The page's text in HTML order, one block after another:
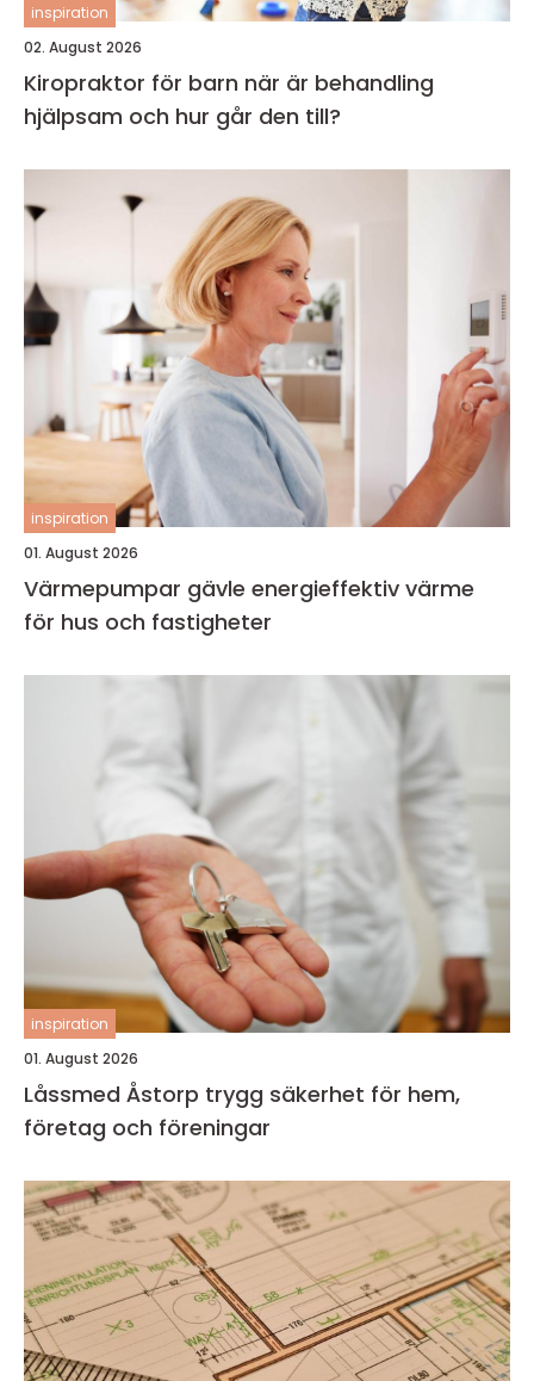
inspiration
02. August 2026
Kiropraktor för barn när är behandling
hjälpsam och hur går den till?
inspiration
01. August 2026
Värmepumpar gävle energieffektiv värme
för hus och fastigheter
inspiration
01. August 2026
Låssmed Åstorp trygg säkerhet för hem,
företag och föreningar